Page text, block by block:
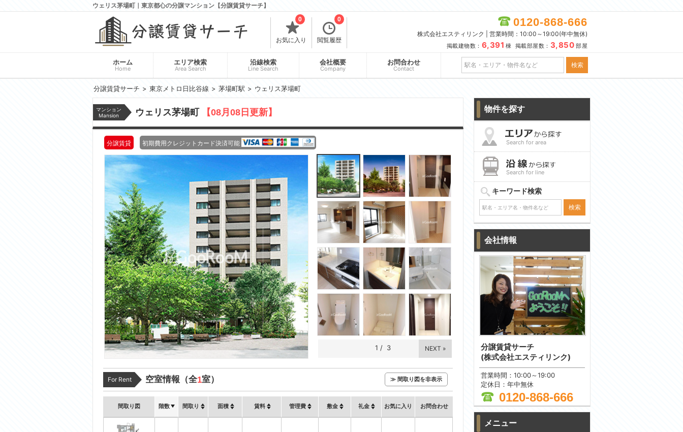
ウェリス茅場町｜東京都心の分譲マンション【分譲賃貸サーチ】
お気に入り
0
閲覧履歴
0 0120-868-666
株式会社エスティリンク | 営業時間：10:00～19:00(年中無休)
掲載建物数： 6,391 棟 掲載部屋数： 3,850 部屋
ホーム
Home
エリア検索
Area Search
沿線検索
Line Search
会社概要
Company
お問合わせ
Contact
分譲賃貸サーチ 東京メトロ日比谷線 茅場町駅 ウェリス茅場町
マンション
Mansion
ウェリス茅場町 【08月08日更新】
分譲賃貸 初期費用クレジットカード決済可能
1 / 3 NEXT »
For Rent 空室情報（全1室） ≫ 間取り図を非表示
間取り図 階数 間取り 面積 賃料 管理費 敷金 礼金 お気に入り お問合わせ
物件を探す
Search for area
Search for line
キーワード検索
会社情報
分譲賃貸サーチ
(株式会社エスティリンク)
営業時間：10:00～19:00
定休日：年中無休
0120-868-666
メニュー